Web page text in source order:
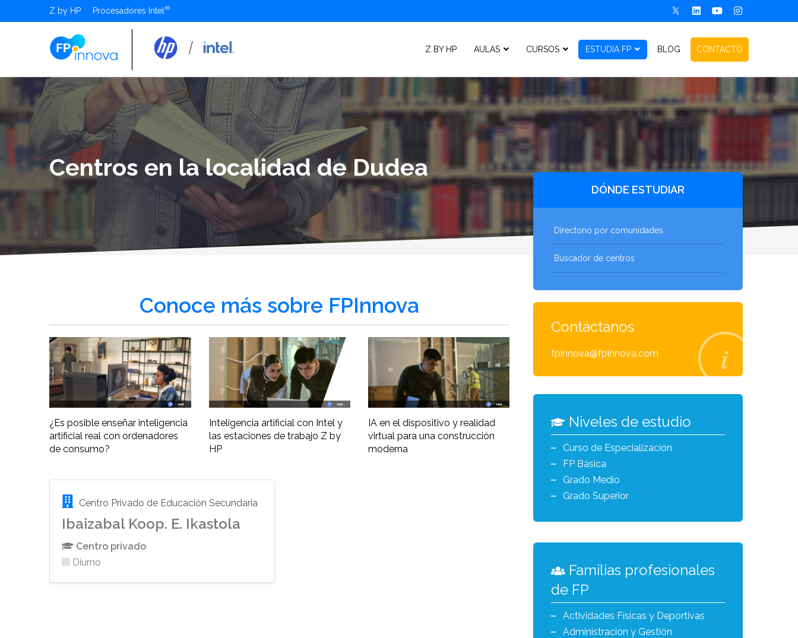
Z by HP Procesadores Intel
Z BY HP AULAS CURSOS ESTUDIA FP BLOG CONTACTO
Centros en la localidad de Dudea
Conoce más sobre FPInnova
¿Es posible enseñar inteligencia
artificial real con ordenadores
de consumo?
Inteligencia artificial con Intel y
las estaciones de trabajo Z by
HP
IA en el dispositivo y realidad
virtual para una construcción
moderna
Centro Privado de Educación Secundaria
Ibaizabal Koop. E. Ikastola
Centro privado
Diurno
DÓNDE ESTUDIAR
Directorio por comunidades
Buscador de centros
Contáctanos
fpinnova@fpinnova.com
Niveles de estudio
Curso de Especialización
FP Básica
Grado Medio
Grado Superior
Familias profesionales
de FP
Actividades Físicas y Deportivas
Administración y Gestión